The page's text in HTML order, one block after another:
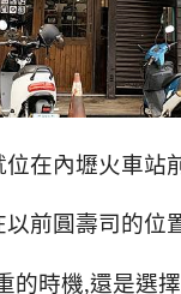
在內壢火車站
以前圓壽司的位
的時機,還是選